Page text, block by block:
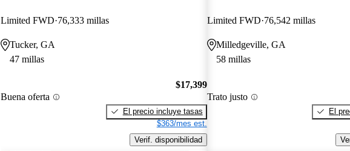
Limited FWD 76,333 millas
Tucker, GA
47 millas
Buena oferta
$17,399
El precio incluye tasas
$363/mes est.
Verif. disponibilidad
Limited FWD 76,542 millas
Milledgeville, GA
58 millas
Trato justo
El